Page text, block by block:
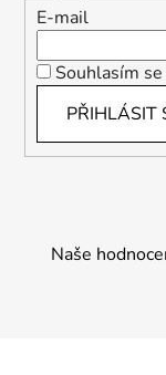
E-mail
Souhlasím se
PŘIHLÁSIT
Naše